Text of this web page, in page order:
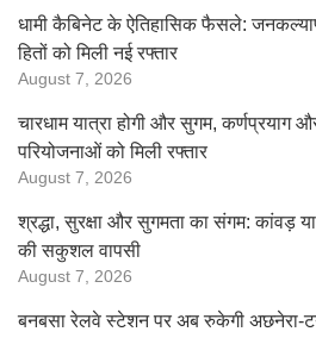
धामी कैबिनेट के ऐतिहासिक फैसले:
हितों को मिली नई रफ्तार
August 7, 2026
चारधाम यात्रा होगी और सुगम, कर्णप्रयाग
परियोजनाओं को मिली रफ्तार
August 7, 2026
श्रद्धा, सुरक्षा और सुगमता का संगम: कांवड़
की सकुशल वापसी
August 7, 2026
बनबसा रेलवे स्टेशन पर अब रुकेगी अछनेरा-